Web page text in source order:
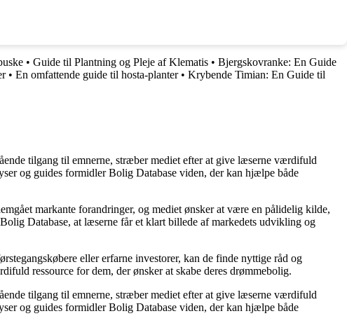
• Guide til Plantning og Pleje af Klematis • Bjergskovranke: En Guide
• En omfattende guide til hosta-planter• Krybende Timian: En Guide til
tilgang til emnerne, stræber mediet efter at give læserne værdifuld
og guides formidler Bolig Database viden, der kan hjælpe både
markante forandringer, og mediet ønsker at være en pålidelig kilde,
Database, at læserne får et klart billede af markedets udvikling og
eller erfarne investorer, kan de finde nyttige råd og
ressource for dem, der ønsker at skabe deres drømmebolig.
tilgang til emnerne, stræber mediet efter at give læserne værdifuld
og guides formidler Bolig Database viden, der kan hjælpe både